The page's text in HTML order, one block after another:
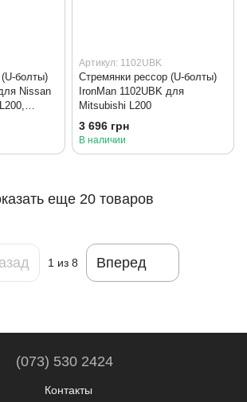
болты)
Nissan
Артикул: 1102UBK
Стремянки рессор (U-болты)
IronMan 1102UBK для
Mitsubishi L200
3 696 грн
В наличии
еще 20 товаров
1 из 8 Вперед
(073) 530 2424
Контакты